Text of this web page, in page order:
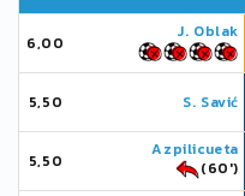
6,00
J. Oblak
5,50 S. Savić
5,50
Azpilicueta
(60')